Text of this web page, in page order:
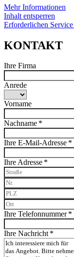
Mehr Informationen
Inhalt entsperren
Erforderlichen
KONTAKT
Ihre Firma
Anrede
Vorname
Nachname *
Ihre E-Mail-Adresse *
Ihre Adresse *
Ihre Telefonnummer *
Ihre Nachricht *